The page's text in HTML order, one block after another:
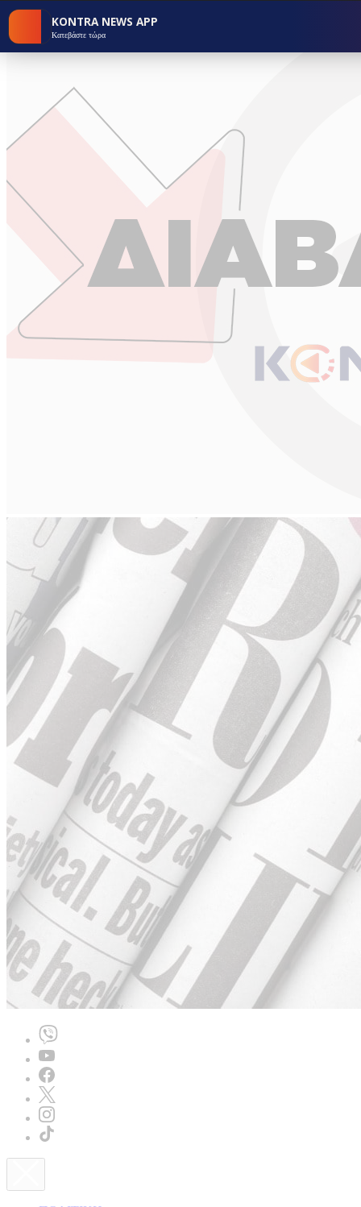
KONTRA NEWS APP
Κατεβάστε τώρα